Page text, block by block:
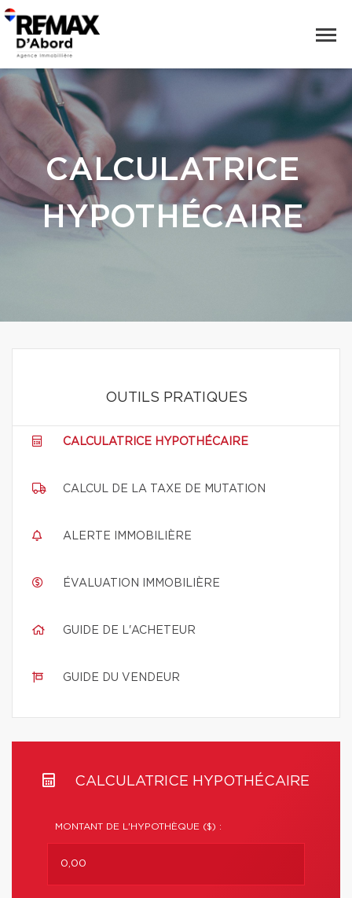
CALCULATRICE
HYPOTHÉCAIRE
OUTILS PRATIQUES
CALCULATRICE HYPOTHÉCAIRE
CALCUL DE LA TAXE DE MUTATION
ALERTE IMMOBILIÈRE
ÉVALUATION IMMOBILIÈRE
GUIDE DE L'ACHETEUR
GUIDE DU VENDEUR
CALCULATRICE HYPOTHÉCAIRE
MONTANT DE L'HYPOTHÈQUE ($) :